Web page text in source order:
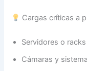
Cargas críticas a
Servidores o
Cámaras y